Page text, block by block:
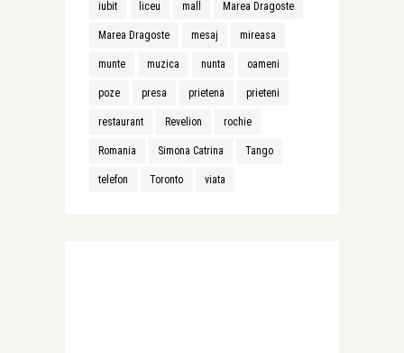
iubit liceu mall Marea Dragoste
Marea Dragoste mesaj mireasa
munte muzica nunta oameni
poze presa prietena prieteni
restaurant Revelion rochie
Romania Simona Catrina Tango
telefon Toronto viata